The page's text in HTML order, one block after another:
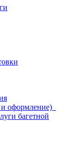
и оформление)
багетной